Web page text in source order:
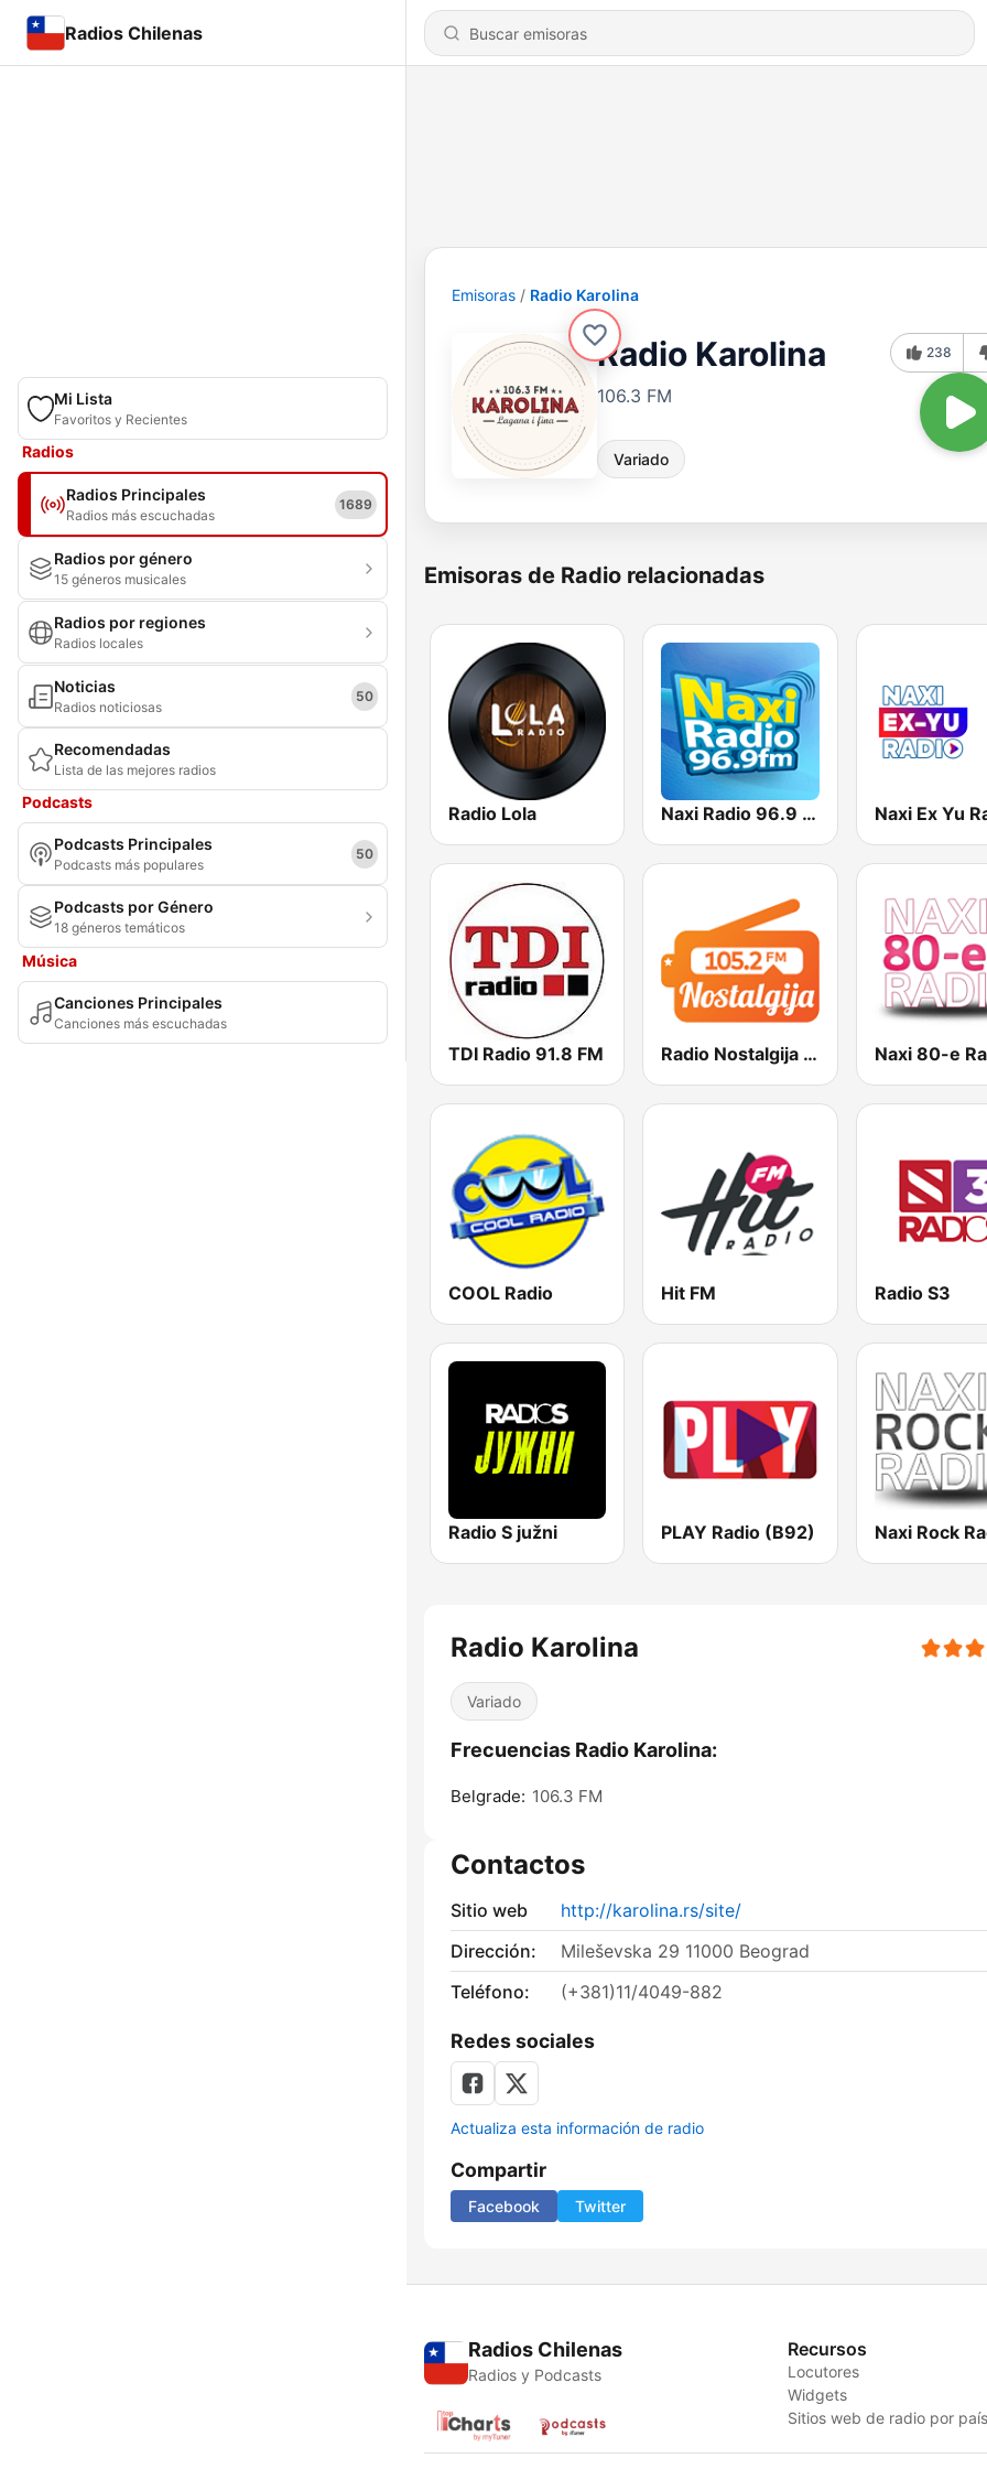
Radios Chilenas
Mi Lista
Favoritos y Recientes
Radios
Radios Principales
Radios más escuchadas
1689
Radios por género
15 géneros musicales
Radios por regiones
Radios locales
Noticias
Radios noticiosas
50
Recomendadas
Lista de las mejores radios
Podcasts
Podcasts Principales
Podcasts más populares
50
Podcasts por Género
18 géneros temáticos
Música
Canciones Principales
Canciones más escuchadas
Emisoras Radio Karolina
Radio Karolina
106.3 FM
Variado
238
Emisoras de Radio relacionadas
Radio Lola Naxi Radio 96.9 FM Naxi Ex Yu
TDI Radio 91.8 FM Radio Nostalgija 105.2 FM Naxi 80-e
COOL Radio Hit FM Radio S3
Radio S južni PLAY Radio (B92) Naxi Rock
Radio Karolina
Variado
Frecuencias Radio Karolina:
Belgrade: 106.3 FM
Contactos
Sitio web
http://karolina.rs/site/
Dirección:
Mileševska 29 11000 Beograd
Teléfono:
(+381)11/4049-882
Redes sociales
Actualiza esta información de radio
Compartir
Facebook Twitter
Radios Chilenas
Radios y Podcasts
Recursos
Locutores
Widgets
Sitios web de radio por